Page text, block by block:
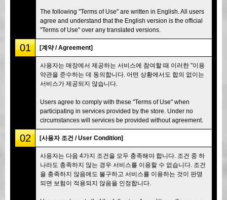
도쿄 아사쿠사 오사카
The following "Terms of Use" are written in English. All users
agree and understand that the English version is the official
"Terms of Use" over any translated versions.
01 [계약 / Agreement]
사용자는 매장에서 제공하는 서비스에 참여할 때 이러한 "이용
약관을 준수하는 데 동의합니다. 어떤 상황에서도 합의 없이는
서비스가 제공되지 않습니다.
Users agree to comply with these "Terms of Use" when
participating in services provided by the store. Under no
circumstances will services be provided without agreement.
02 [사용자 조건 / User Condition]
사용자는 다음 4가지 조건을 모두 충족해야 합니다. 조건 중 하
나라도 충족하지 않는 경우 서비스를 이용할 수 없습니다. 조건
을 충족하지 않음에도 불구하고 서비스를 이용하는 것이 판명
되면 보험이 적용되지 않음을 인정합니다.